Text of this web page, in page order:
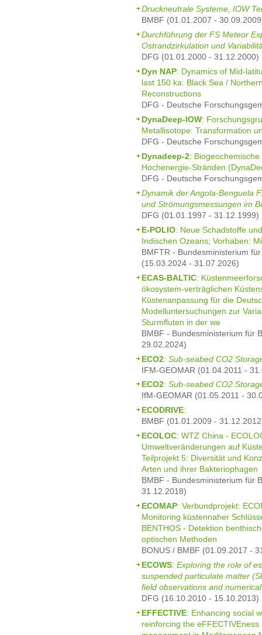
Druckneutrale Systeme, IOW
BMBF (01.01.2007 -
Durchführung der FS Meteor
Ostrandzirkulation und
DFG (01.01.2000 - 31.12.2000)
Dyn NAP: Dynamics of Mid-
last 150 ka: Black Sea /
Reconstructions
DFG - Deutsche
DynaDeep-IOW:
Metallisotope: Transformation
DFG - Deutsche
Dynadeep-2:
Hochenergie-Stränden
DFG - Deutsche
Dynamik der Angola-Benguela
und Strömungsmessungen im
DFG (01.01.1997 - 31.12.1999)
E-POLIO: Neue Schadstoffe
Indischen Ozeans; Vorhaben:
BMFTR - Bundesministerium
(15.03.2024 - 31.07.2026)
ECAS-BALTIC:
ökosystem-verträglichen
Küstenanpassung für die
Modelluntersuchungen zur
Sturmfluten in der we
BMBF - Bundesministerium für
29.02.2024)
ECO2: Sub-seabed CO2
IFM-GEOMAR (01.04.2011 -
ECO2: Sub-seabed CO2
IfM-GEOMAR (01.05.2011 -
ECODRIVE:
BMBF (01.01.2009 -
ECOLOC: WTZ China -
Umweltveränderungen auf
Teilprojekt 5: Diversität und
Arten und ihrer Bakteriophagen
BMBF - Bundesministerium für
31.12.2018)
ECOMAP: Verbundprojekt:
Monitoring küstennaher
BENTHOS - Detektion
optischen Methoden
BONUS / BMBF (01.09.2017 -
ECOWS: Exploring the role of
suspended particulate matter
field observations and
DFG (16.10.2010 - 15.10.2013)
EFFECTIVE: Enhancing social
reinforcing the